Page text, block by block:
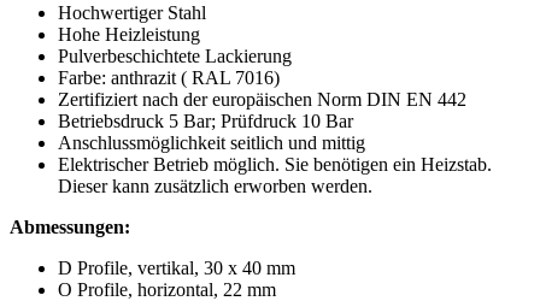
Hochwertiger Stahl
Hohe Heizleistung
Pulverbeschichtete Lackierung
Farbe: anthrazit ( RAL 7016)
Zertifiziert nach der europäischen Norm DIN EN 442
Betriebsdruck 5 Bar; Prüfdruck 10 Bar
Anschlussmöglichkeit seitlich und mittig
Elektrischer Betrieb möglich. Sie benötigen ein Heizstab.
Dieser kann zusätzlich erworben werden.
Abmessungen:
D Profile, vertikal, 30 x 40 mm
O Profile, horizontal, 22 mm